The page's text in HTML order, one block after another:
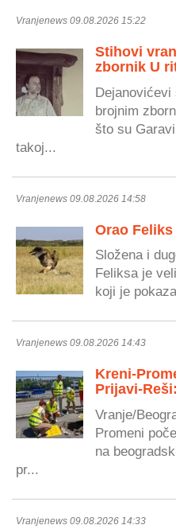
Vranjenews 09.08.2026 15:22
Stihovi
zbornik U
brojnim
što su
takoj...
Vranjenews 09.08.2026 14:58
Orao
Složena i
Feliksa je
koji je
Vranjenews 09.08.2026 14:43
Kreni-
Prijavi-
Vranje/
Promeni
na
pr...
Vranjenews 09.08.2026 14:33